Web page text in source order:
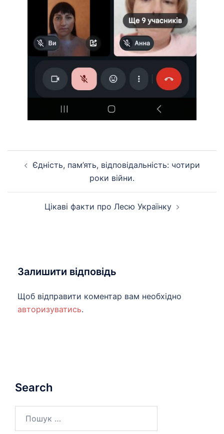
Єдність, пам’ять, відповідальність: чотири
роки війни.
Цікаві факти про Лесю Українку
Залишити відповідь
Щоб відправити коментар вам необхідно
авторизуватись.
Search